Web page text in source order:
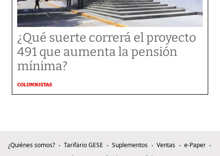
¿Qué suerte correrá el proyecto
491 que aumenta la pensión
mínima?
COLUMNISTAS
¿Quiénes somos? Tarifario GESE Suplementos Ventas
e-Paper